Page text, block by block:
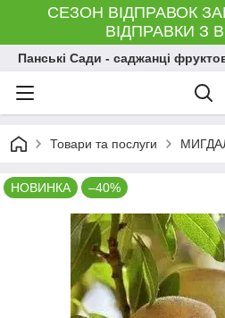
СЕЗОН ВІДПРАВОК
ВІДПРАВКИ З
Панські Сади - саджанці
Товари та послуги
НОВИНКА –40%